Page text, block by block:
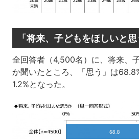
「将来、子どもをほしいと
全回答者（4,500名）に、将来、
か聞いたところ、「思う」は
1.2%となった。